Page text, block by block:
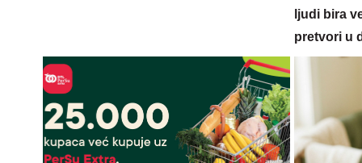
ljudi bira
pretvori u